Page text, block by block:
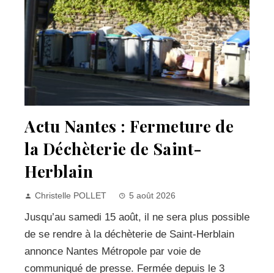
Actu Nantes : Fermeture de
la Déchèterie de Saint-
Herblain
Christelle POLLET 5 août 2026
Jusqu’au samedi 15 août, il ne sera plus possible
de se rendre à la déchèterie de Saint-Herblain
annonce Nantes Métropole par voie de
communiqué de presse. Fermée depuis le 3